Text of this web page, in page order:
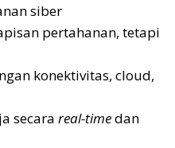
siber
pertahanan, tetapi
konektivitas, cloud,
secara real-timedan